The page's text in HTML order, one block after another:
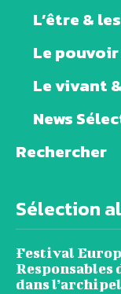
L’être &
Le
Le vivant
News
Rechercher
Sélection
Festival
Responsables
dans